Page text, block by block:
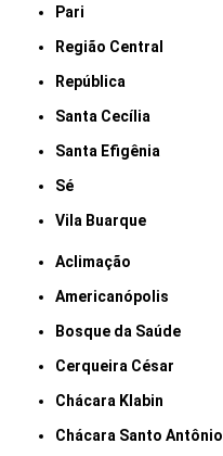
Pari
Região Central
República
Santa Cecília
Santa Efigênia
Sé
Vila Buarque
Aclimação
Americanópolis
Bosque da Saúde
Cerqueira César
Chácara Klabin
Chácara Santo Antônio